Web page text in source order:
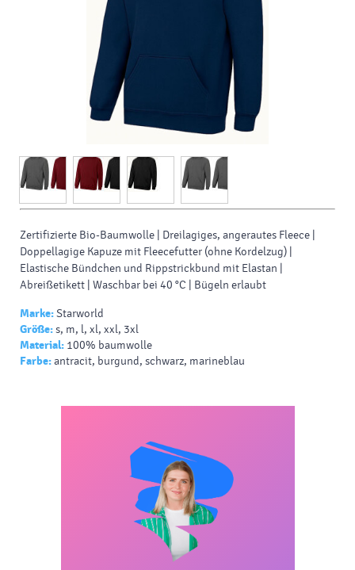
Zertifizierte Bio-Baumwolle | Dreilagiges, angerautes Fleece |
Doppellagige Kapuze mit Fleecefutter (ohne Kordelzug) |
Elastische Bündchen und Rippstrickbund mit Elastan |
Abreißetikett | Waschbar bei 40 °C | Bügeln erlaubt
Marke:Starworld
Größe:s, m, l, xl, xxl, 3xl
Material: 100% baumwolle
Farbe:antracit, burgund, schwarz, marineblau